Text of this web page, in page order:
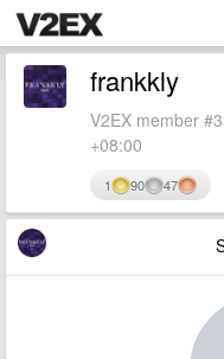
frankkly
V2EX member
+08:00
1 90 47